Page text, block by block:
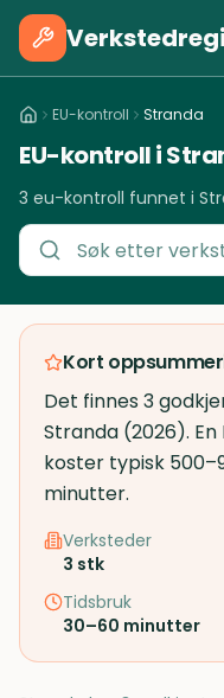
EU-kontroll Stranda
EU-kontroll i
3 eu-kontroll funnet i
Kort
Det finnes 3
Stranda (2026).
koster typisk
minutter.
Verksteder
3 stk
Tidsbruk
30–60 minutter